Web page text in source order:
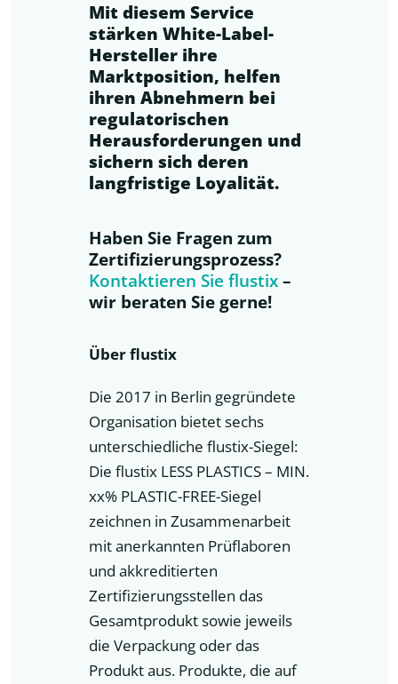
Mit diesem Service
stärken White-Label-
Hersteller ihre
Marktposition, helfen
ihren Abnehmern bei
regulatorischen
Herausforderungen und
sichern sich deren
langfristige Loyalität.
Haben Sie Fragen zum
Zertifizierungsprozess?
Kontaktieren Sie flustix–
wir beraten Sie gerne!
Über flustix
Die 2017 in Berlin gegründete
Organisation bietet sechs
unterschiedliche flustix-Siegel:
Die flustix LESS PLASTICS – MIN.
xx% PLASTIC-FREE-Siegel
zeichnen in Zusammenarbeit
mit anerkannten Prüflaboren
und akkreditierten
Zertifizierungsstellen das
Gesamtprodukt sowie jeweils
die Verpackung oder das
Produkt aus. Produkte, die auf